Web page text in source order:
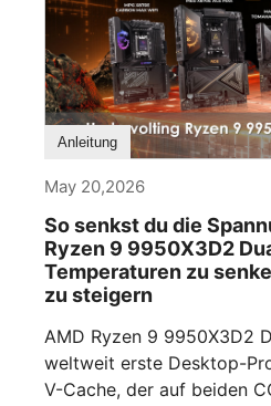
Anleitung
May 20,2026
So senkst du die
Ryzen 9 9950X3D2
Temperaturen zu
zu steigern
AMD Ryzen 9 9950X3D2
weltweit erste Desktop-
V-Cache, der auf beiden